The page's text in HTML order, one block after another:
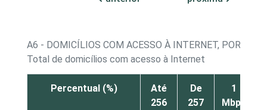
A6 - DOMICÍLIOS COM ACESSO À INTERNET, POR
Total de domicílios com acesso à Internet
Percentual (%)
Até
256
De
257
1
Mbps